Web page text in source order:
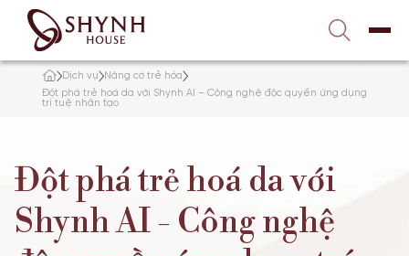
Liên hệ với chúng tôi
1900 989 800
TRANG CHỦ
ĐIỀU TRỊ DA
NÂNG CƠ – TRẺ HÓA
Dịch vụ
Nâng cơ trẻ hóa
Đột phá trẻ hoá da với Shynh AI – Công nghệ độc quyền ứng dụng
trí tuệ nhân tạo
Đột phá trẻ hoá da với
Shynh AI - Công nghệ